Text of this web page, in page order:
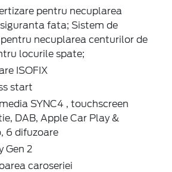
pentru necuplarea
fata; Sistem de
necuplarea centurilor de
locurile spate;
ISOFIX
start
SYNC4 , touchscreen
DAB, Apple Car Play &
6 difuzoare
Gen 2
caroseriei